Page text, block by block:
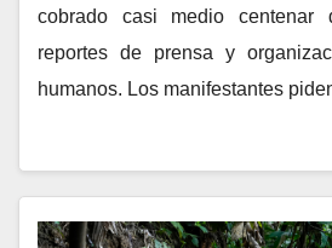
cobrado casi medio centenar
reportes de prensa y
humanos. Los manifestantes